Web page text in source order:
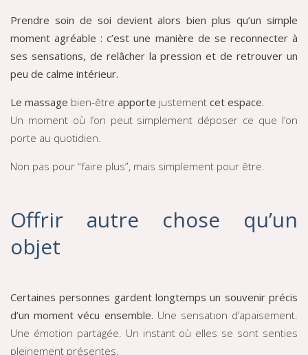
Prendre soin de soi devient alors bien plus qu’un simple
moment agréable : c’est une manière de se reconnecter à
ses sensations, de relâcher la pression et de retrouver un
peu de calme intérieur.
Le massage bien-être apporte justement cet espace.
Un moment où l’on peut simplement déposer ce que l’on
porte au quotidien.
Non pas pour “faire plus”, mais simplement pour être.
Offrir autre chose qu’un
objet
Certaines personnes gardent longtemps un souvenir précis
d’un moment vécu ensemble. Une sensation d’apaisement.
Une émotion partagée. Un instant où elles se sont senties
pleinement présentes.